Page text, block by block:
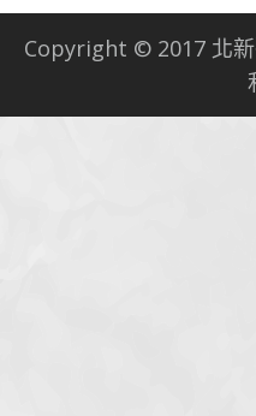
Copyright © 2017 北